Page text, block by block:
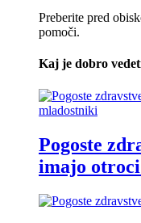
Preberite pred
pomoči.
Kaj je dobro
Pogoste
imajo